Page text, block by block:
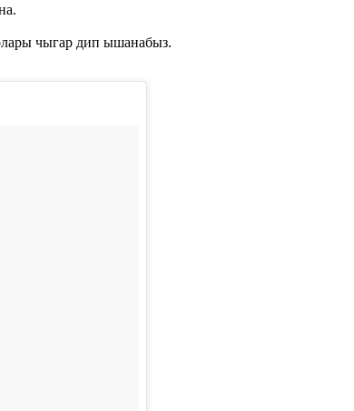
чыгар дип ышанабыз.